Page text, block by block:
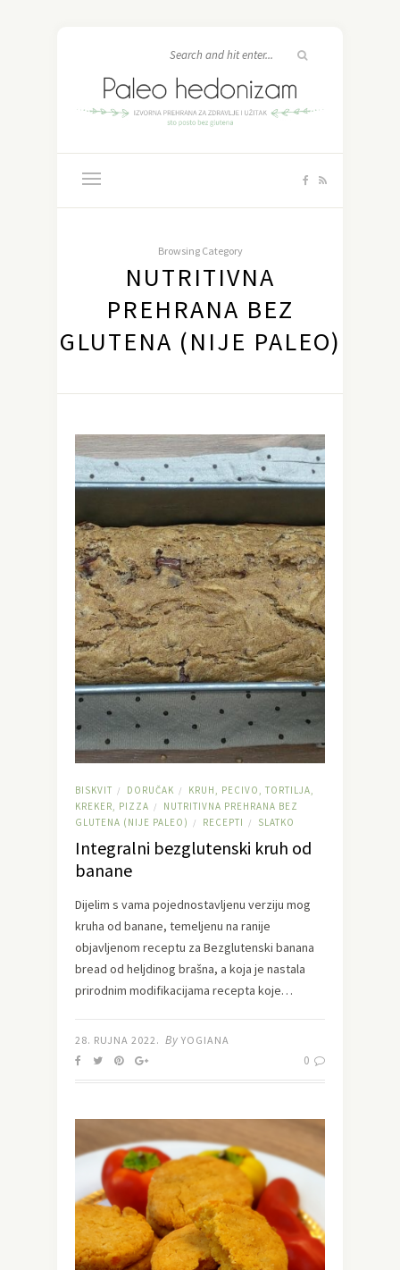
Browsing Category
NUTRITIVNA
PREHRANA BEZ
GLUTENA (NIJE PALEO)
BISKVIT / DORUČAK /
KRUH, PECIVO, TORTILJA,
KREKER, PIZZA /
NUTRITIVNA PREHRANA BEZ
GLUTENA (NIJE PALEO)
/ RECEPTI / SLATKO
Integralni bezglutenski kruh od
banane
Dijelim s vama pojednostavljenu verziju mog
kruha od banane, temeljenu na ranije
objavljenom receptu za Bezglutenski banana
bread od heljdinog brašna, a koja je nastala
prirodnim modifikacijama recepta koje…
28. RUJNA 2022. By YOGIANA
0